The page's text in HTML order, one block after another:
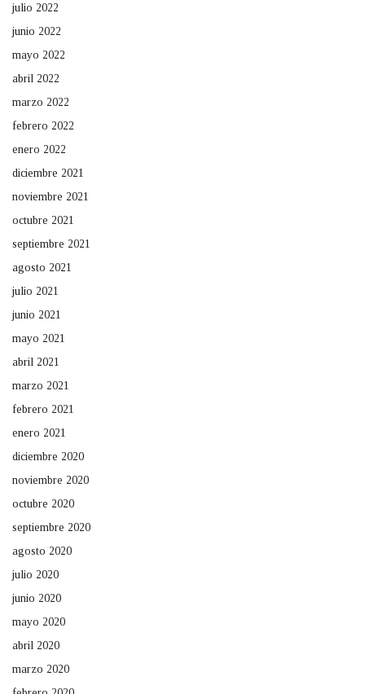
julio 2022
junio 2022
mayo 2022
abril 2022
marzo 2022
febrero 2022
enero 2022
diciembre 2021
noviembre 2021
octubre 2021
septiembre 2021
agosto 2021
julio 2021
junio 2021
mayo 2021
abril 2021
marzo 2021
febrero 2021
enero 2021
diciembre 2020
noviembre 2020
octubre 2020
septiembre 2020
agosto 2020
julio 2020
junio 2020
mayo 2020
abril 2020
marzo 2020